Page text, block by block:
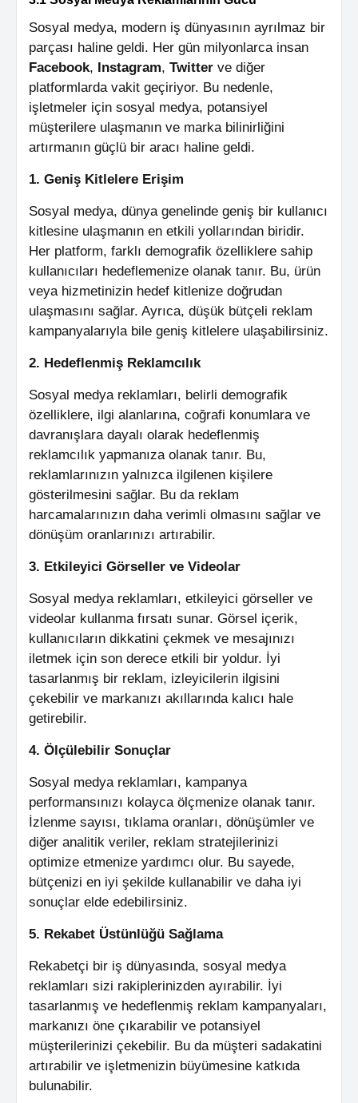
Sosyal medya, modern iş dünyasının ayrılmaz bir
parçası haline geldi. Her gün milyonlarca insan
Facebook, Instagram, Twitter ve diğer
platformlarda vakit geçiriyor. Bu nedenle,
işletmeler için sosyal medya, potansiyel
müşterilere ulaşmanın ve marka bilinirliğini
artırmanın güçlü bir aracı haline geldi.
1. Geniş Kitlelere Erişim
Sosyal medya, dünya genelinde geniş bir kullanıcı
kitlesine ulaşmanın en etkili yollarından biridir.
Her platform, farklı demografik özelliklere sahip
kullanıcıları hedeflemenize olanak tanır. Bu, ürün
veya hizmetinizin hedef kitlenize doğrudan
ulaşmasını sağlar. Ayrıca, düşük bütçeli reklam
kampanyalarıyla bile geniş kitlelere ulaşabilirsiniz.
2. Hedeflenmiş Reklamcılık
Sosyal medya reklamları, belirli demografik
özelliklere, ilgi alanlarına, coğrafi konumlara ve
davranışlara dayalı olarak hedeflenmiş
reklamcılık yapmanıza olanak tanır. Bu,
reklamlarınızın yalnızca ilgilenen kişilere
gösterilmesini sağlar. Bu da reklam
harcamalarınızın daha verimli olmasını sağlar ve
dönüşüm oranlarınızı artırabilir.
3. Etkileyici Görseller ve Videolar
Sosyal medya reklamları, etkileyici görseller ve
videolar kullanma fırsatı sunar. Görsel içerik,
kullanıcıların dikkatini çekmek ve mesajınızı
iletmek için son derece etkili bir yoldur. İyi
tasarlanmış bir reklam, izleyicilerin ilgisini
çekebilir ve markanızı akıllarında kalıcı hale
getirebilir.
4. Ölçülebilir Sonuçlar
Sosyal medya reklamları, kampanya
performansınızı kolayca ölçmenize olanak tanır.
İzlenme sayısı, tıklama oranları, dönüşümler ve
diğer analitik veriler, reklam stratejilerinizi
optimize etmenize yardımcı olur. Bu sayede,
bütçenizi en iyi şekilde kullanabilir ve daha iyi
sonuçlar elde edebilirsiniz.
5. Rekabet Üstünlüğü Sağlama
Rekabetçi bir iş dünyasında, sosyal medya
reklamları sizi rakiplerinizden ayırabilir. İyi
tasarlanmış ve hedeflenmiş reklam kampanyaları,
markanızı öne çıkarabilir ve potansiyel
müşterilerinizi çekebilir. Bu da müşteri sadakatini
artırabilir ve işletmenizin büyümesine katkıda
bulunabilir.